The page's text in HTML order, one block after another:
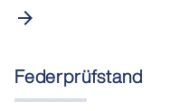
arrow_forward
Federprüfstand